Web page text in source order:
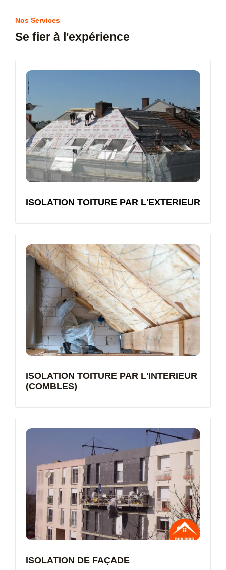
Nos Services
Se fier à l'expérience
ISOLATION TOITURE PAR L'EXTERIEUR
ISOLATION TOITURE PAR L'INTERIEUR
(COMBLES)
ISOLATION DE FAÇADE